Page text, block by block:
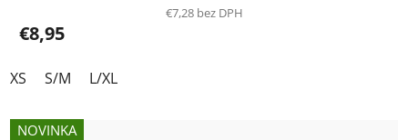
€7,28 bez DPH
€8,95
XS S/M L/XL
NOVINKA